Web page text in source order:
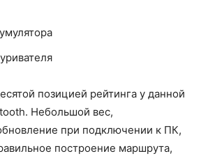
позицией рейтинга у данной
Небольшой вес,
при подключении к ПК,
построение маршрута,